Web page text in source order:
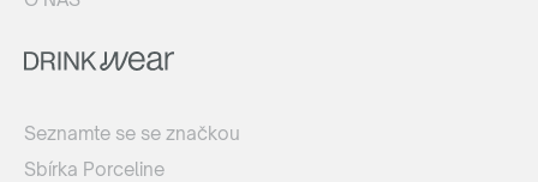
Seznamte se se značkou
Sbírka Porceline